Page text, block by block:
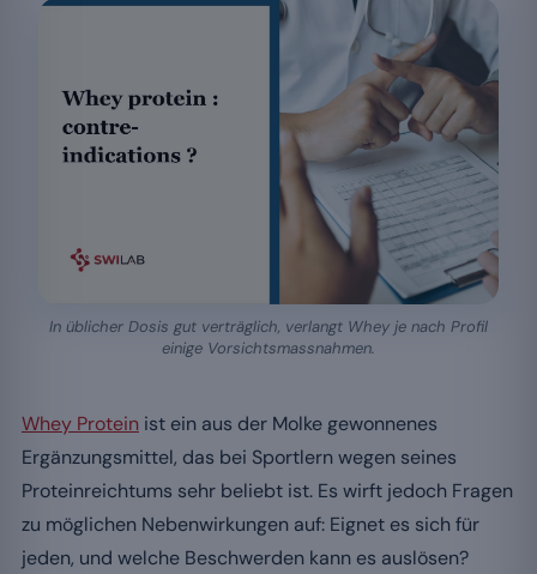
In üblicher Dosis gut verträglich, verlangt Whey je nach Profil
einige Vorsichtsmassnahmen.
Whey Protein ist ein aus der Molke gewonnenes
Ergänzungsmittel, das bei Sportlern wegen seines
Proteinreichtums sehr beliebt ist. Es wirft jedoch Fragen
zu möglichen Nebenwirkungen auf: Eignet es sich für
jeden, und welche Beschwerden kann es auslösen?